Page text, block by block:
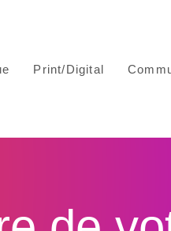
Print/Digital